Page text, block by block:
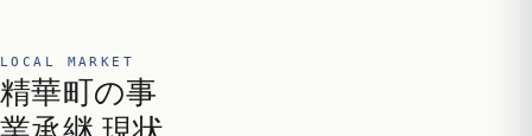
LOCAL MARKET
精華町の事